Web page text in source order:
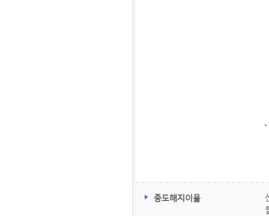
중도해지이율